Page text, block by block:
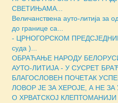
СВЕТИЊАМА...
Величанствена ауто-литија за
до границе са...
- ЦРНОГОРСКОМ
суда )...
ОБРАЋАЊЕ НАРОДУ
АУТО-ЛИТИЈА - У СУСРЕТ
БЛАГОСЛОВЕН ПОЧЕТАК
ЛОВОР ЈЕ ЗА ХЕРОЈЕ, А НЕ ЗА
О ХРВАТСКОЈ КЛЕПТОМАНИЈИ